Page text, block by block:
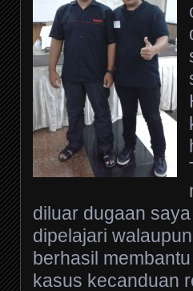
diluar dugaan
dipelajari
berhasil
kasus kecanduan